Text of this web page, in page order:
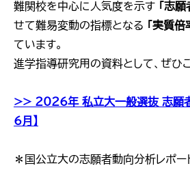
難関校を中心に人気度を示す 「志
せて難易変動の指標となる
「実質倍
ています。
進学指導研究用の資料として、ぜひ
>> 2026年 私立大一般選抜 志願
6月】
＊国公立大の志願者動向分析レポー